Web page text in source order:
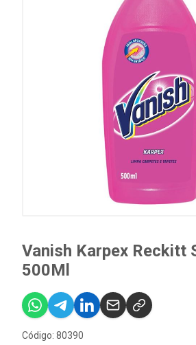
Vanish Karpex Reckitt
500Ml
Código: 80390